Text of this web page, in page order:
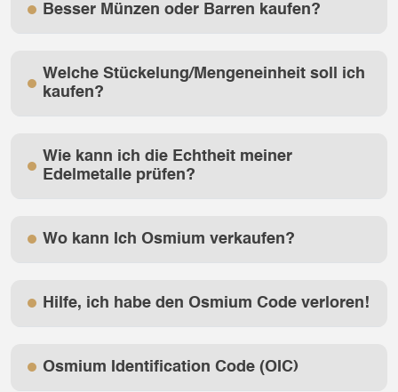
Besser Münzen oder Barren kaufen?
Welche Stückelung/Mengeneinheit soll ich
kaufen?
Wie kann ich die Echtheit meiner
Edelmetalle prüfen?
Wo kann Ich Osmium verkaufen?
Hilfe, ich habe den Osmium Code verloren!
Osmium Identification Code (OIC)